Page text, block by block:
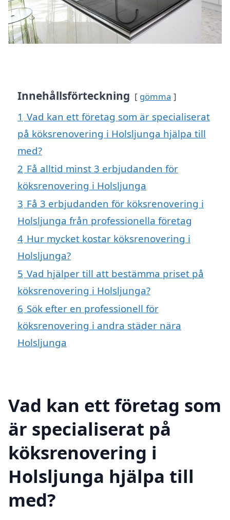
Innehållsförteckning gömma
1 Vad kan ett företag som är specialiserat
på köksrenovering i Holsljunga hjälpa till
med?
2 Få alltid minst 3 erbjudanden för
köksrenovering i Holsljunga
3 Få 3 erbjudanden för köksrenovering i
Holsljunga från professionella företag
4 Hur mycket kostar köksrenovering i
Holsljunga?
5 Vad hjälper till att bestämma priset på
köksrenovering i Holsljunga?
6 Sök efter en professionell för
köksrenovering i andra städer nära
Holsljunga
Vad kan ett företag som
är specialiserat på
köksrenovering i
Holsljunga hjälpa till
med?